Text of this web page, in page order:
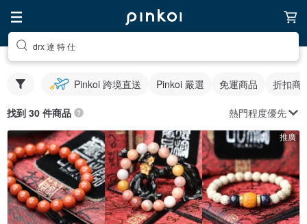
drx 達 特 仕
Pinkoi 跨境直送 Pinkoi 嚴選 免運商品 折扣商
找到 30 件商品 熱門程度優先
推廣